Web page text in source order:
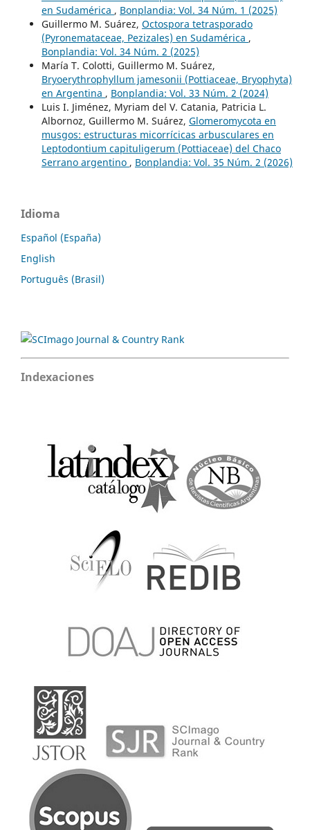
en Sudamérica , Bonplandia: Vol. 34 Núm. 1 (2025)
Guillermo M. Suárez, Octospora tetrasporado
(Pyronemataceae, Pezizales) en Sudamérica ,
Bonplandia: Vol. 34 Núm. 2 (2025)
María T. Colotti, Guillermo M. Suárez,
Bryoerythrophyllum jamesonii (Pottiaceae, Bryophyta)
en Argentina , Bonplandia: Vol. 33 Núm. 2 (2024)
Luis I. Jiménez, Myriam del V. Catania, Patricia L.
Albornoz, Guillermo M. Suárez, Glomeromycota en
musgos: estructuras micorrícicas arbusculares en
Leptodontium capituligerum (Pottiaceae) del Chaco
Serrano argentino , Bonplandia: Vol. 35 Núm. 2 (2026)
Idioma
Español (España)
English
Português (Brasil)
Indexaciones